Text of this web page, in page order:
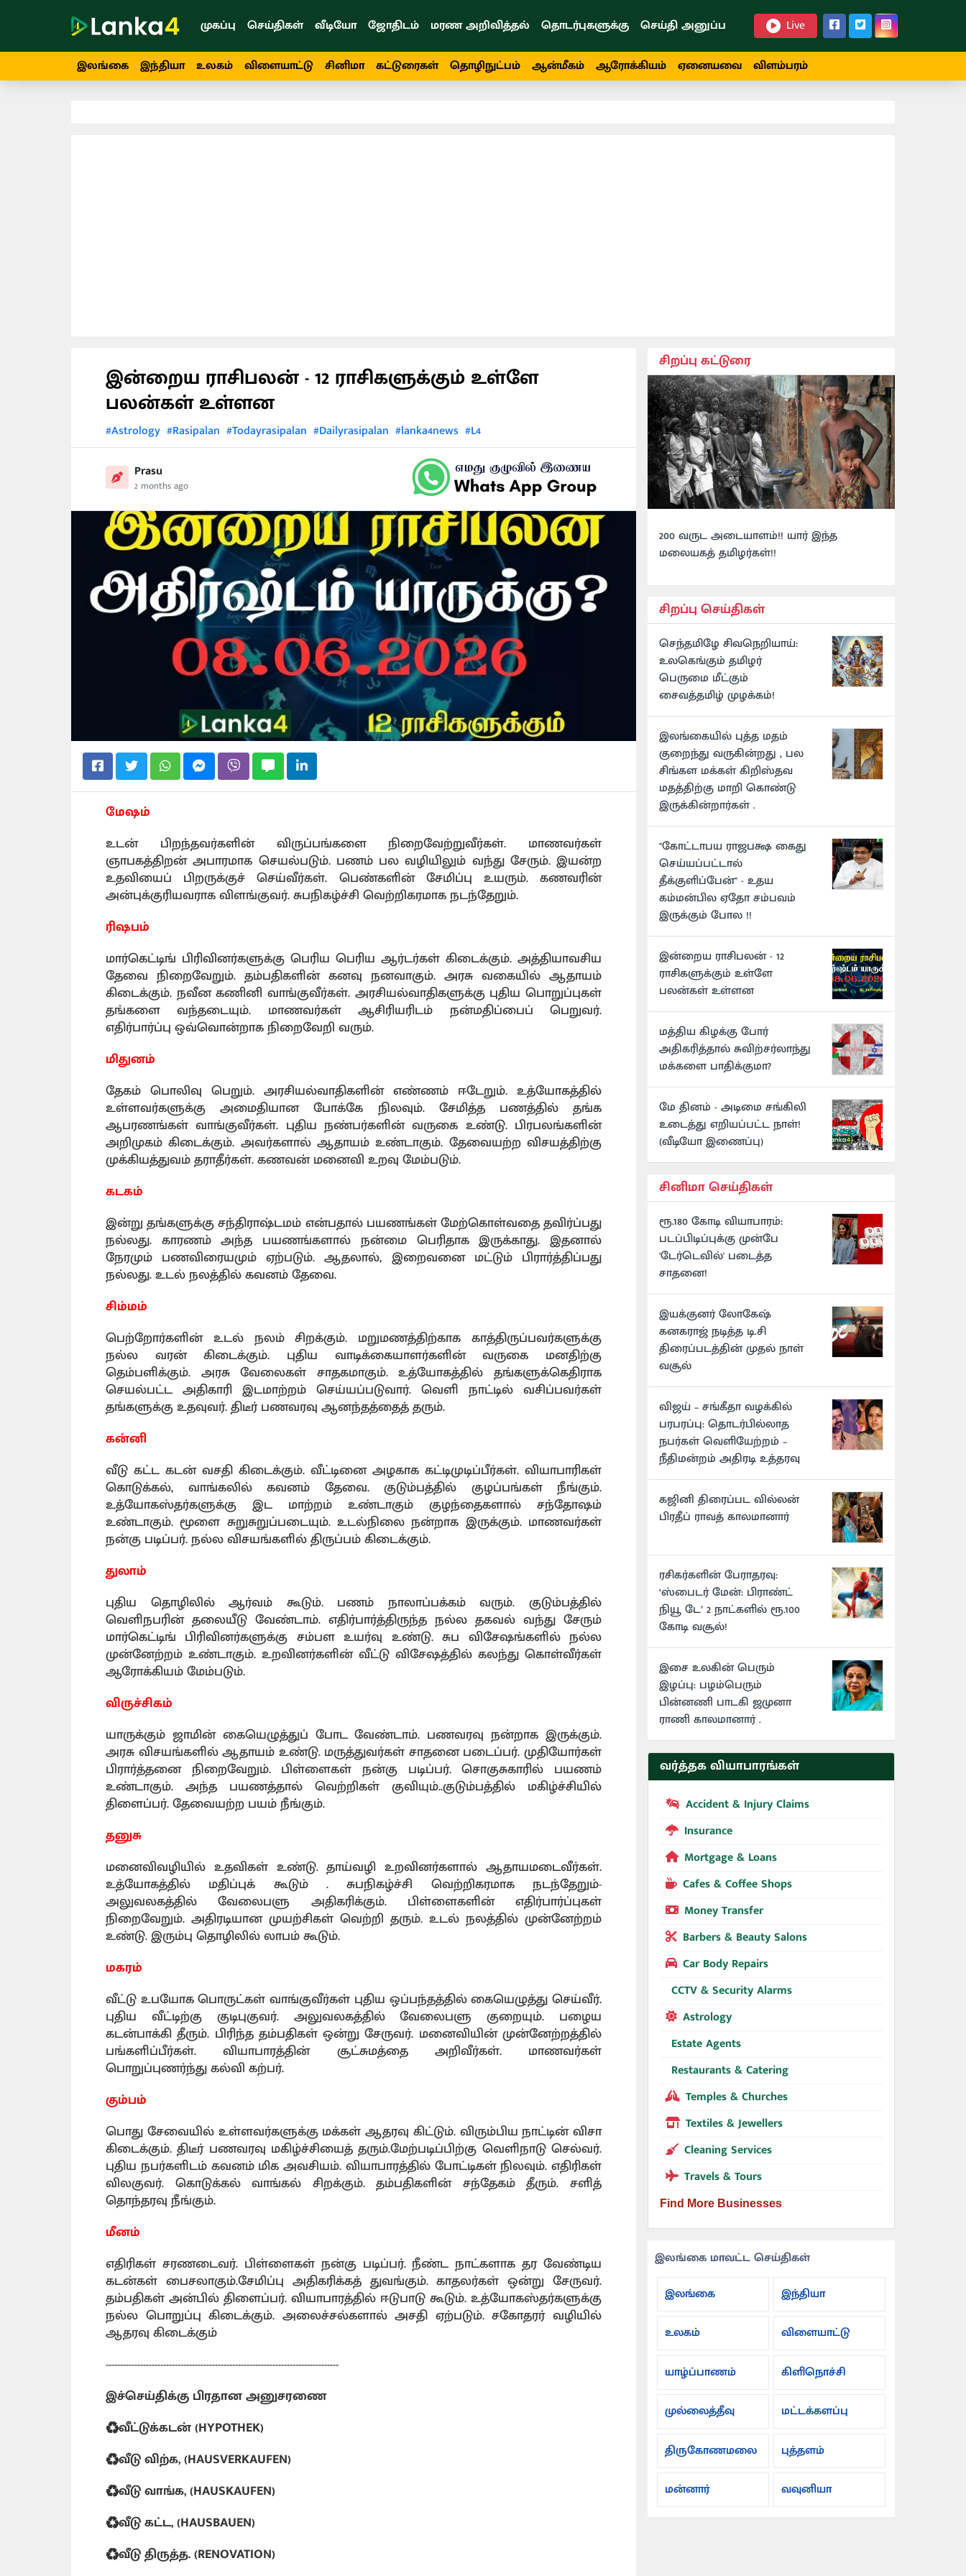
முகப்பு செய்திகள் வீடியோ ஜோதிடம் மரண அறிவித்தல் தொடர்புகளுக்கு செய்தி அனுப்ப Live
இலங்கை இந்தியா உலகம் விளையாட்டு சினிமா கட்டுரைகள் தொழிநுட்பம் ஆன்மீகம் ஆரோக்கியம் ஏனையவை விளம்பரம்
இன்றைய ராசிபலன் - 12 ராசிகளுக்கும் உள்ளே
பலன்கள் உள்ளன
#Astrology #Rasipalan #Todayrasipalan #Dailyrasipalan #lanka4news #L4
Prasu
2 months ago
மேஷம்
உடன் பிறந்தவர்களின் விருப்பங்களை நிறைவேற்றுவீர்கள். மாணவர்கள்
ஞாபகத்திறன் அபாரமாக செயல்படும். பணம் பல வழியிலும் வந்து சேரும். இயன்ற
உதவியைப் பிறருக்குச் செய்வீர்கள். பெண்களின் சேமிப்பு உயரும். கணவரின்
அன்புக்குரியவராக விளங்குவர். சுபநிகழ்ச்சி வெற்றிகரமாக நடந்தேறும்.
ரிஷபம்
மார்கெட்டிங் பிரிவினர்களுக்கு பெரிய பெரிய ஆர்டர்கள் கிடைக்கும். அத்தியாவசிய
தேவை நிறைவேறும். தம்பதிகளின் கனவு நனவாகும். அரசு வகையில் ஆதாயம்
கிடைக்கும். நவீன கணினி வாங்குவீர்கள். அரசியல்வாதிகளுக்கு புதிய பொறுப்புகள்
தங்களை வந்தடையும். மாணவர்கள் ஆசிரியரிடம் நன்மதிப்பைப் பெறுவர்.
எதிர்பார்ப்பு ஒவ்வொன்றாக நிறைவேறி வரும்.
மிதுனம்
தேகம் பொலிவு பெறும். அரசியல்வாதிகளின் எண்ணம் ஈடேறும். உத்யோகத்தில்
உள்ளவர்களுக்கு அமைதியான போக்கே நிலவும். சேமித்த பணத்தில் தங்க
ஆபரணங்கள் வாங்குவீர்கள். புதிய நண்பர்களின் வருகை உண்டு. பிரபலங்களின்
அறிமுகம் கிடைக்கும். அவர்களால் ஆதாயம் உண்டாகும். தேவையற்ற விசயத்திற்கு
முக்கியத்துவம் தராதீர்கள். கணவன் மனைவி உறவு மேம்படும்.
கடகம்
இன்று தங்களுக்கு சந்திராஷ்டமம் என்பதால் பயணங்கள் மேற்கொள்வதை தவிர்ப்பது
நல்லது. காரணம் அந்த பயணங்களால் நன்மை பெரிதாக இருக்காது. இதனால்
நேரமும் பணவிரையமும் ஏற்படும். ஆதலால், இறைவனை மட்டும் பிரார்த்திப்பது
நல்லது. உடல் நலத்தில் கவனம் தேவை.
சிம்மம்
பெற்றோர்களின் உடல் நலம் சிறக்கும். மறுமணத்திற்காக காத்திருப்பவர்களுக்கு
நல்ல வரன் கிடைக்கும். புதிய வாடிக்கையாளர்களின் வருகை மனதிற்கு
தெம்பளிக்கும். அரசு வேலைகள் சாதகமாகும். உத்யோகத்தில் தங்களுக்கெதிராக
செயல்பட்ட அதிகாரி இடமாற்றம் செய்யப்படுவார். வெளி நாட்டில் வசிப்பவர்கள்
தங்களுக்கு உதவுவர். திடீர் பணவரவு ஆனந்தத்தைத் தரும்.
கன்னி
வீடு கட்ட கடன் வசதி கிடைக்கும். வீட்டினை அழகாக கட்டிமுடிப்பீர்கள். வியாபாரிகள்
கொடுக்கல், வாங்கலில் கவனம் தேவை. குடும்பத்தில் குழப்பங்கள் நீங்கும்.
உத்யோகஸ்தர்களுக்கு இட மாற்றம் உண்டாகும் குழந்தைகளால் சந்தோஷம்
உண்டாகும். மூளை சுறுசுறுப்படையும். உடல்நிலை நன்றாக இருக்கும். மாணவர்கள்
நன்கு படிப்பர். நல்ல விசயங்களில் திருப்பம் கிடைக்கும்.
துலாம்
புதிய தொழிலில் ஆர்வம் கூடும். பணம் நாலாப்பக்கம் வரும். குடும்பத்தில்
வெளிநபரின் தலையீடு வேண்டாம். எதிர்பார்த்திருந்த நல்ல தகவல் வந்து சேரும்
மார்கெட்டிங் பிரிவினர்களுக்கு சம்பள உயர்வு உண்டு. சுப விசேஷங்களில் நல்ல
முன்னேற்றம் உண்டாகும். உறவினர்களின் வீட்டு விசேஷத்தில் கலந்து கொள்வீர்கள்
ஆரோக்கியம் மேம்படும்.
விருச்சிகம்
யாருக்கும் ஜாமின் கையெழுத்துப் போட வேண்டாம். பணவரவு நன்றாக இருக்கும்.
அரசு விசயங்களில் ஆதாயம் உண்டு. மருத்துவர்கள் சாதனை படைப்பர். முதியோர்கள்
பிரார்த்தனை நிறைவேறும். பிள்ளைகள் நன்கு படிப்பர். சொகுசுகாரில் பயணம்
உண்டாகும். அந்த பயணத்தால் வெற்றிகள் குவியும்..குடும்பத்தில் மகிழ்ச்சியில்
திளைப்பர். தேவையற்ற பயம் நீங்கும்.
தனுசு
மனைவிவழியில் உதவிகள் உண்டு. தாய்வழி உறவினர்களால் ஆதாயமடைவீர்கள்.
உத்யோகத்தில் மதிப்புக் கூடும் . சுபநிகழ்ச்சி வெற்றிகரமாக நடந்தேறும்-
அலுவலகத்தில் வேலைபளு அதிகரிக்கும். பிள்ளைகளின் எதிர்பார்ப்புகள்
நிறைவேறும். அதிரடியான முயற்சிகள் வெற்றி தரும். உடல் நலத்தில் முன்னேற்றம்
உண்டு. இரும்பு தொழிலில் லாபம் கூடும்.
மகரம்
வீட்டு உபயோக பொருட்கள் வாங்குவீர்கள் புதிய ஒப்பந்தத்தில் கையெழுத்து செய்வீர்.
புதிய வீட்டிற்கு குடிபுகுவர். அலுவலகத்தில் வேலைபளு குறையும். பழைய
கடன்பாக்கி தீரும். பிரிந்த தம்பதிகள் ஒன்று சேருவர். மனைவியின் முன்னேற்றத்தில்
பங்களிப்பீர்கள். வியாபாரத்தின் சூட்சுமத்தை அறிவீர்கள். மாணவர்கள்
பொறுப்புணர்ந்து கல்வி கற்பர்.
கும்பம்
பொது சேவையில் உள்ளவர்களுக்கு மக்கள் ஆதரவு கிட்டும். விரும்பிய நாட்டின் விசா
கிடைக்கும். திடீர் பணவரவு மகிழ்ச்சியைத் தரும்.மேற்படிப்பிற்கு வெளிநாடு செல்வர்.
புதிய நபர்களிடம் கவனம் மிக அவசியம். வியாபாரத்தில் போட்டிகள் நிலவும். எதிரிகள்
விலகுவர். கொடுக்கல் வாங்கல் சிறக்கும். தம்பதிகளின் சந்தேகம் தீரும். சளித்
தொந்தரவு நீங்கும்.
மீனம்
எதிரிகள் சரணடைவர். பிள்ளைகள் நன்கு படிப்பர். நீண்ட நாட்களாக தர வேண்டிய
கடன்கள் பைசலாகும்.சேமிப்பு அதிகரிக்கத் துவங்கும். காதலர்கள் ஒன்று சேருவர்.
தம்பதிகள் அன்பில் திளைப்பர். வியாபாரத்தில் ஈடுபாடு கூடும். உத்யோகஸ்தர்களுக்கு
நல்ல பொறுப்பு கிடைக்கும். அலைச்சல்களால் அசதி ஏற்படும். சகோதரர் வழியில்
ஆதரவு கிடைக்கும்
---------------------------------------------------------------------------------
இச்செய்திக்கு பிரதான அனுசரணை
♻️வீட்டுக்கடன் (HYPOTHEK)
♻️வீடு விற்க, (HAUSVERKAUFEN)
♻️வீடு வாங்க, (HAUSKAUFEN)
♻️வீடு கட்ட, (HAUSBAUEN)
♻️வீடு திருத்த. (RENOVATION)
சிறப்பு கட்டுரை
200 வருட அடையாளம்!! யார் இந்த
மலையகத் தமிழர்கள்!!
சிறப்பு செய்திகள்
செந்தமிழே சிவநெறியாய்:
உலகெங்கும் தமிழர்
பெருமை மீட்கும்
சைவத்தமிழ் முழக்கம்!
இலங்கையில் புத்த மதம்
குறைந்து வருகின்றது , பல
சிங்கள மக்கள் கிறிஸ்தவ
மதத்திற்கு மாறி கொண்டு
இருக்கின்றார்கள் .
"கோட்டாபய ராஜபக்ஷ கைது
செய்யப்பட்டால்
தீக்குளிப்பேன்" - உதய
கம்மன்பில ஏதோ சம்பவம்
இருக்கும் போல !!
இன்றைய ராசிபலன் - 12
ராசிகளுக்கும் உள்ளே
பலன்கள் உள்ளன
மத்திய கிழக்கு போர்
அதிகரித்தால் சுவிற்சர்லாந்து
மக்களை பாதிக்குமா?
மே தினம் - அடிமை சங்கிலி
உடைத்து எறியப்பட்ட நாள்!
(வீடியோ இணைப்பு)
சினிமா செய்திகள்
ரூ.180 கோடி வியாபாரம்:
படப்பிடிப்புக்கு முன்பே
'டேர்டெவில்' படைத்த
சாதனை!
இயக்குனர் லோகேஷ்
கனகராஜ் நடித்த டி.சி
திரைப்படத்தின் முதல் நாள்
வசூல்
விஜய் – சங்கீதா வழக்கில்
பரபரப்பு: தொடர்பில்லாத
நபர்கள் வெளியேற்றம் –
நீதிமன்றம் அதிரடி உத்தரவு
கஜினி திரைப்பட வில்லன்
பிரதீப் ராவத் காலமானார்
ரசிகர்களின் பேராதரவு:
‘ஸ்பைடர் மேன்: பிராண்ட்
நியூ டே’ 2 நாட்களில் ரூ.100
கோடி வசூல்!
இசை உலகின் பெரும்
இழப்பு: பழம்பெரும்
பின்னணி பாடகி ஜமுனா
ராணி காலமானார் .
வர்த்தக வியாபாரங்கள்
Accident & Injury Claims
Insurance
Mortgage & Loans
Cafes & Coffee Shops
Money Transfer
Barbers & Beauty Salons
Car Body Repairs
CCTV & Security Alarms
Astrology
Estate Agents
Restaurants & Catering
Temples & Churches
Textiles & Jewellers
Cleaning Services
Travels & Tours
Find More Businesses
இலங்கை மாவட்ட செய்திகள்
இலங்கை
இந்தியா
உலகம் விளையாட்டு
யாழ்ப்பாணம் கிளிநொச்சி
முல்லைத்தீவு மட்டக்களப்பு
திருகோணமலை புத்தளம்
மன்னார் வவுனியா